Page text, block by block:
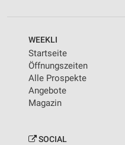
WEEKLI
Startseite
Öffnungszeiten
Alle Prospekte
Angebote
Magazin
SOCIAL